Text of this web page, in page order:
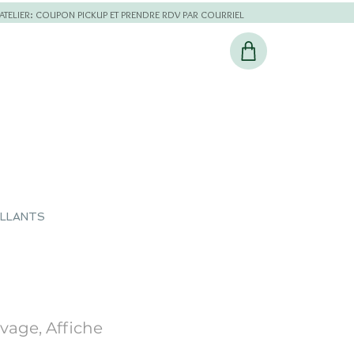
COUPON PICKUP ET PRENDRE RDV PAR COURRIEL
Affiche